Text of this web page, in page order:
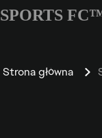
SPORTS
Strona główna